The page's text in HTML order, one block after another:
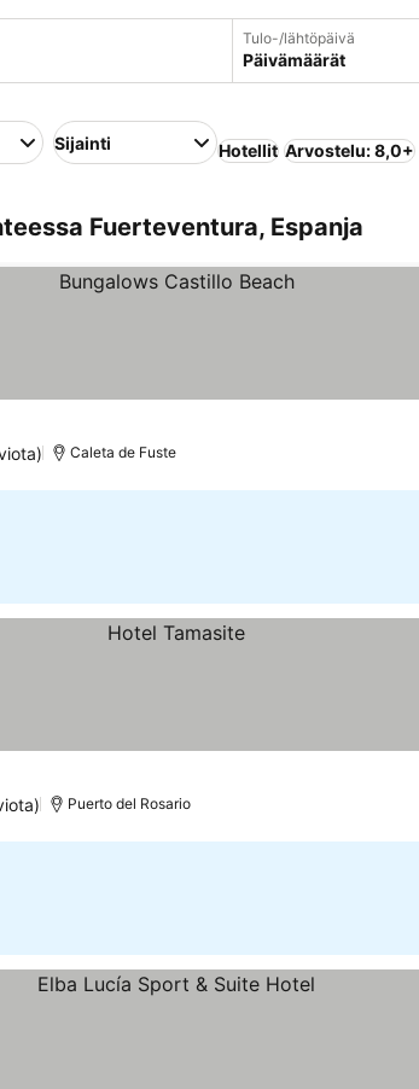
Tulo-/lähtöpäivä
Päivämäärät
Sijainti Hotellit Arvostelu: 8,0+
Fuerteventura, Espanja
Caleta de Fuste
Puerto del Rosario